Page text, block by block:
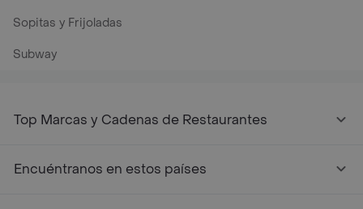
Sopitas y Frijoladas
Subway
Top Marcas y Cadenas de Restaurantes
Encuéntranos en estos países